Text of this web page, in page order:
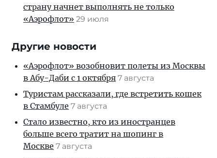
страну начнет выполнять не только
«Аэрофлот» 29 июля
Другие новости
«Аэрофлот» возобновит полеты из Москвы
в Абу-Даби с 1 октября 7 августа
Туристам рассказали, где встретить кошек
в Стамбуле 7 августа
Стало известно, кто из иностранцев
больше всего тратит на шопинг в
Москве 7 августа